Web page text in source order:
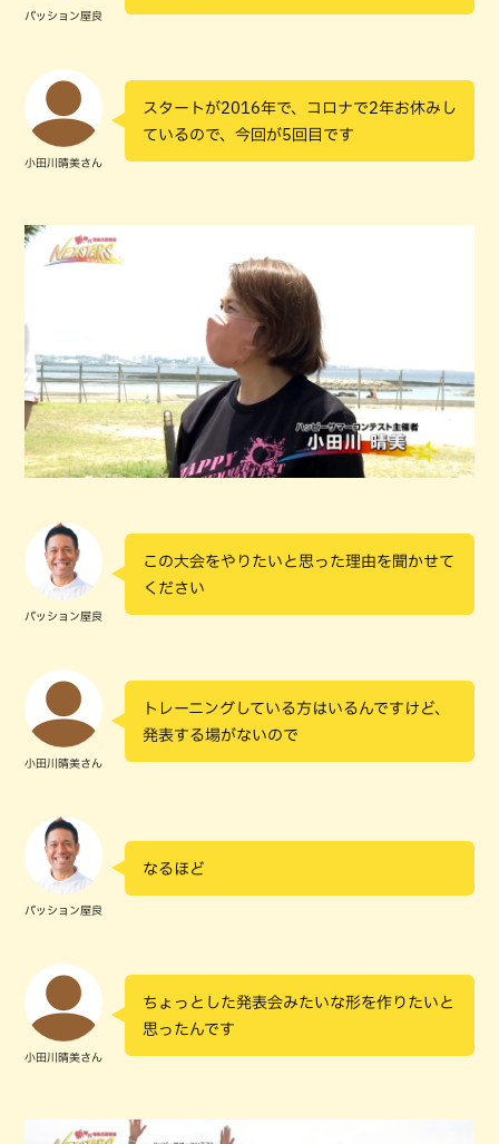
パッション屋良
小田川晴美さん
スタートが2016年で、コロナで2年お休みし
ているので、今回が5回目です
パッション屋良
この大会をやりたいと思った理由を聞かせて
ください
小田川晴美さん
トレーニングしている方はいるんですけど、
発表する場がないので
パッション屋良
なるほど
小田川晴美さん
ちょっとした発表会みたいな形を作りたいと
思ったんです